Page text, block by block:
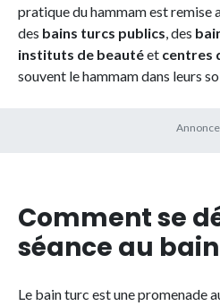
pratique du hammam est remise
des bains turcs publics, des
instituts de beautéet centres
souvent le hammam dans leurs
Comment se
séance au
Le bain turc est une promenade